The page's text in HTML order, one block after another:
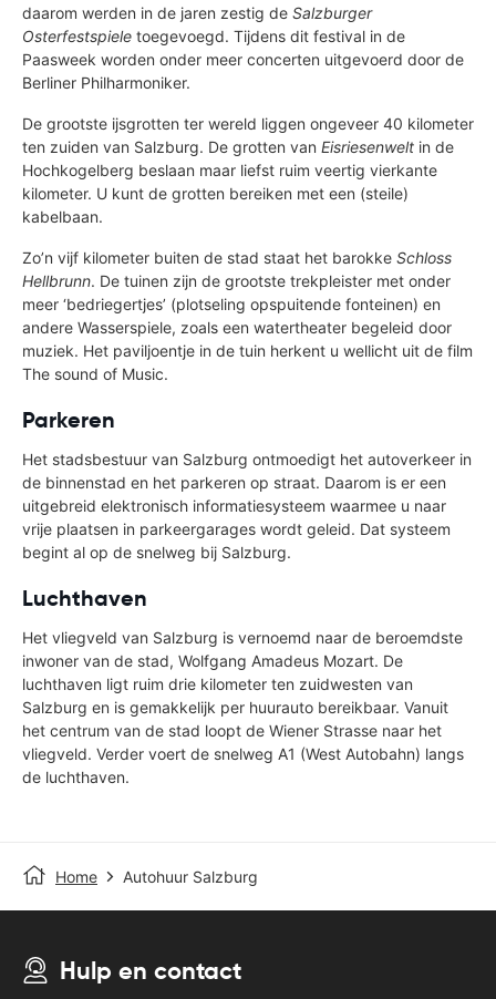
daarom werden in de jaren zestig de Salzburger
Osterfestspiele toegevoegd. Tijdens dit festival in de
Paasweek worden onder meer concerten uitgevoerd door de
Berliner Philharmoniker.
De grootste ijsgrotten ter wereld liggen ongeveer 40 kilometer
ten zuiden van Salzburg. De grotten van Eisriesenwelt in de
Hochkogelberg beslaan maar liefst ruim veertig vierkante
kilometer. U kunt de grotten bereiken met een (steile)
kabelbaan.
Zo’n vijf kilometer buiten de stad staat het barokke Schloss
Hellbrunn. De tuinen zijn de grootste trekpleister met onder
meer ‘bedriegertjes’ (plotseling opspuitende fonteinen) en
andere Wasserspiele, zoals een watertheater begeleid door
muziek. Het paviljoentje in de tuin herkent u wellicht uit de film
The sound of Music.
Parkeren
Het stadsbestuur van Salzburg ontmoedigt het autoverkeer in
de binnenstad en het parkeren op straat. Daarom is er een
uitgebreid elektronisch informatiesysteem waarmee u naar
vrije plaatsen in parkeergarages wordt geleid. Dat systeem
begint al op de snelweg bij Salzburg.
Luchthaven
Het vliegveld van Salzburg is vernoemd naar de beroemdste
inwoner van de stad, Wolfgang Amadeus Mozart. De
luchthaven ligt ruim drie kilometer ten zuidwesten van
Salzburg en is gemakkelijk per huurauto bereikbaar. Vanuit
het centrum van de stad loopt de Wiener Strasse naar het
vliegveld. Verder voert de snelweg A1 (West Autobahn) langs
de luchthaven.
Home Autohuur Salzburg
Hulp en contact